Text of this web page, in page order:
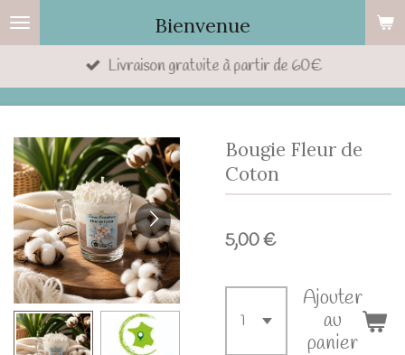
Passer
au
Bienvenue
Livraison gratuite à partir de 60€
Bougie Fleur de
Coton
5,00 €
Ajouter
au
panier